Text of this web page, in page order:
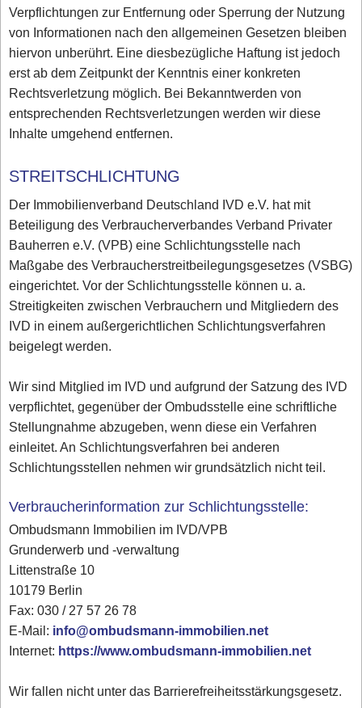
Verpflichtungen zur Entfernung oder Sperrung der Nutzung
von Informationen nach den allgemeinen Gesetzen bleiben
hiervon unberührt. Eine diesbezügliche Haftung ist jedoch
erst ab dem Zeitpunkt der Kenntnis einer konkreten
Rechtsverletzung möglich. Bei Bekanntwerden von
entsprechenden Rechtsverletzungen werden wir diese
Inhalte umgehend entfernen.
STREITSCHLICHTUNG
Der Immobilienverband Deutschland IVD e.V. hat mit
Beteiligung des Verbraucherverbandes Verband Privater
Bauherren e.V. (VPB) eine Schlichtungsstelle nach
Maßgabe des Verbraucherstreitbeilegungsgesetzes (VSBG)
eingerichtet. Vor der Schlichtungsstelle können u. a.
Streitigkeiten zwischen Verbrauchern und Mitgliedern des
IVD in einem außergerichtlichen Schlichtungsverfahren
beigelegt werden.
Wir sind Mitglied im IVD und aufgrund der Satzung des IVD
verpflichtet, gegenüber der Ombudsstelle eine schriftliche
Stellungnahme abzugeben, wenn diese ein Verfahren
einleitet. An Schlichtungsverfahren bei anderen
Schlichtungsstellen nehmen wir grundsätzlich nicht teil.
Verbraucherinformation zur Schlichtungsstelle:
Ombudsmann Immobilien im IVD/VPB
Grunderwerb und -verwaltung
Littenstraße 10
10179 Berlin
Fax: 030 / 27 57 26 78
E-Mail: info@ombudsmann-immobilien.net
Internet: https://www.ombudsmann-immobilien.net
Wir fallen nicht unter das Barrierefreiheitsstärkungsgesetz.